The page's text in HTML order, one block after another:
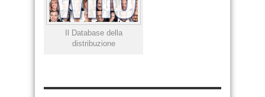
Il Database della
distribuzione